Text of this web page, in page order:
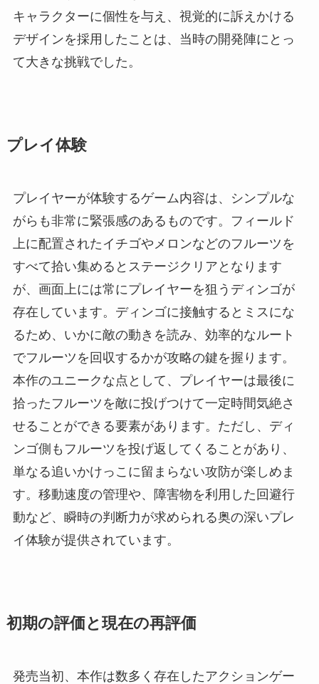
キャラクターに個性を与え、視覚的に訴えかける
デザインを採用したことは、当時の開発陣にとっ
て大きな挑戦でした。
プレイ体験
プレイヤーが体験するゲーム内容は、シンプルな
がらも非常に緊張感のあるものです。フィールド
上に配置されたイチゴやメロンなどのフルーツを
すべて拾い集めるとステージクリアとなります
が、画面上には常にプレイヤーを狙うディンゴが
存在しています。ディンゴに接触するとミスにな
るため、いかに敵の動きを読み、効率的なルート
でフルーツを回収するかが攻略の鍵を握ります。
本作のユニークな点として、プレイヤーは最後に
拾ったフルーツを敵に投げつけて一定時間気絶さ
せることができる要素があります。ただし、ディ
ンゴ側もフルーツを投げ返してくることがあり、
単なる追いかけっこに留まらない攻防が楽しめま
す。移動速度の管理や、障害物を利用した回避行
動など、瞬時の判断力が求められる奥の深いプレ
イ体験が提供されています。
初期の評価と現在の再評価
発売当初、本作は数多く存在したアクションゲー